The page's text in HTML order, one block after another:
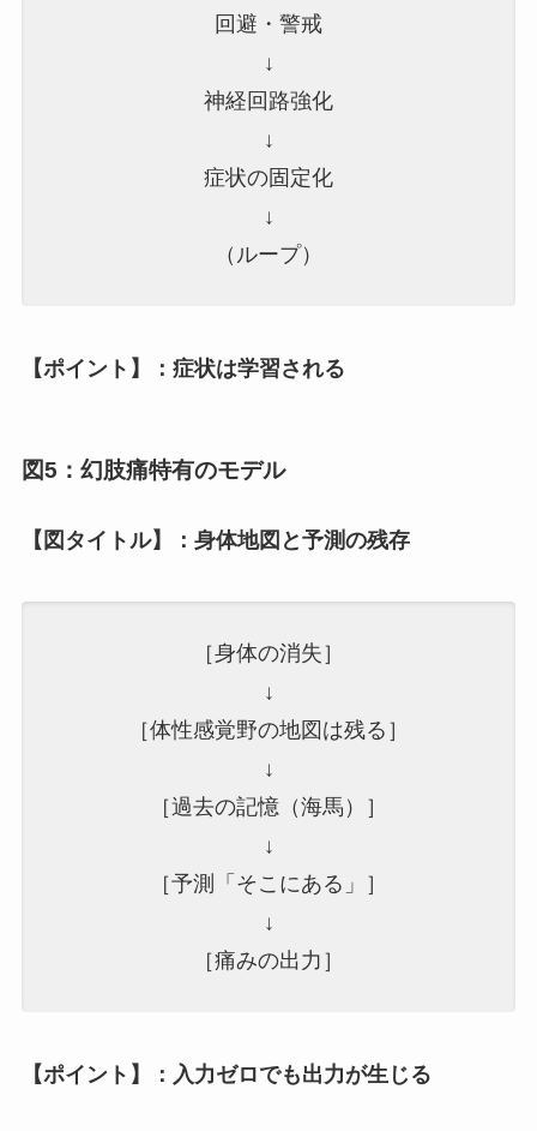
回避・警戒
↓
神経回路強化
↓
症状の固定化
↓
（ループ）
【ポイント】：症状は学習される
図5：幻肢痛特有のモデル
【図タイトル】：身体地図と予測の残存
［身体の消失］
↓
［体性感覚野の地図は残る］
↓
［過去の記憶（海馬）］
↓
［予測「そこにある」］
↓
［痛みの出力］
【ポイント】：入力ゼロでも出力が生じる